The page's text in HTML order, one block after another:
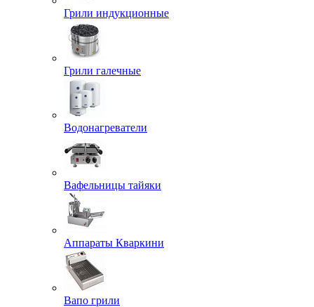
Грили индукционные
Грили галечные
Водонагреватели
Вафельницы тайяки
Аппараты Кваркини
Вапо грили